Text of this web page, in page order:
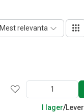
Mest relevanta
I lager/